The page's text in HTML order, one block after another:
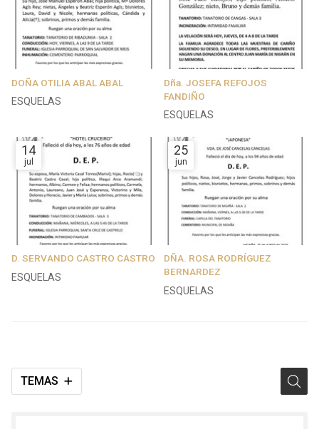
TEMAS
DOÑA OTILIA ABAL ABAL
ESQUELAS
Dña. JOSEFA REFOJOS
FANDIÑO
ESQUELAS
14
jul
D. SERVANDO CASTRO CASTRO
ESQUELAS
25
jun
DÑA. ROSA RODRÍGUEZ
BERNARDEZ
ESQUELAS